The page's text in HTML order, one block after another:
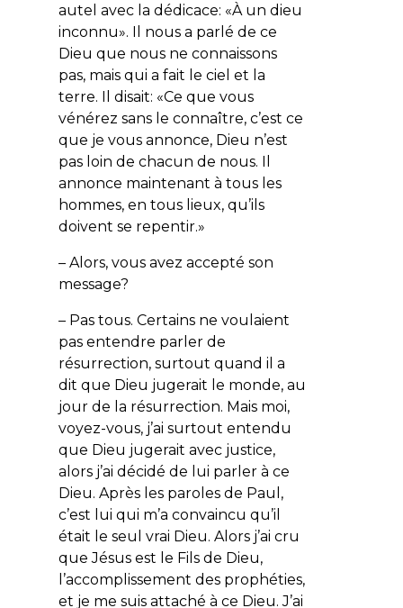
autel avec la dédicace: «À un dieu
inconnu». Il nous a parlé de ce
Dieu que nous ne connaissons
pas, mais qui a fait le ciel et la
terre. Il disait: «Ce que vous
vénérez sans le connaître, c’est ce
que je vous annonce, Dieu n’est
pas loin de chacun de nous. Il
annonce maintenant à tous les
hommes, en tous lieux, qu’ils
doivent se repentir.»
– Alors, vous avez accepté son
message?
– Pas tous. Certains ne voulaient
pas entendre parler de
résurrection, surtout quand il a
dit que Dieu jugerait le monde, au
jour de la résurrection. Mais moi,
voyez-vous, j’ai surtout entendu
que Dieu jugerait avec justice,
alors j’ai décidé de lui parler à ce
Dieu. Après les paroles de Paul,
c’est lui qui m’a convaincu qu’il
était le seul vrai Dieu. Alors j’ai cru
que Jésus est le Fils de Dieu,
l’accomplissement des prophéties,
et je me suis attaché à ce Dieu. J’ai